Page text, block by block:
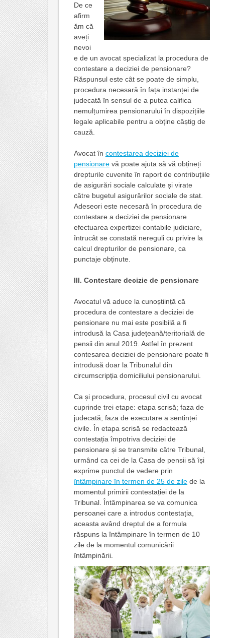
De ce
afirm
ăm că
aveți
nevoi
e de un avocat specializat la procedura de
contestare a deciziei de pensionare?
Răspunsul este cât se poate de simplu,
procedura necesară în fața instanței de
judecată în sensul de a putea califica
nemulțumirea pensionarului în dispozițiile
legale aplicabile pentru a obține câștig de
cauză.
Avocat în contestarea deciziei de
pensionarevă poate ajuta să vă obțineți
drepturile cuvenite în raport de contribuțiile
de asigurări sociale calculate și virate
către bugetul asigurărilor sociale de stat.
Adeseori este necesară în procedura de
contestare a deciziei de pensionare
efectuarea expertizei contabile judiciare,
întrucât se constată nereguli cu privire la
calcul drepturilor de pensionare, ca
punctaje obținute.
III. Contestare decizie de pensionare
Avocatul vă aduce la cunoștiință că
procedura de contestare a deciziei de
pensionare nu mai este posibilă a fi
introdusă la Casa județeană/teritorială de
pensii din anul 2019. Astfel în prezent
contesarea deciziei de pensionare poate fi
introdusă doar la Tribunalul din
circumscripția domiciliului pensionarului.
Ca și procedura, procesul civil cu avocat
cuprinde trei etape: etapa scrisă; faza de
judecată; faza de executare a sentinței
civile. În etapa scrisă se redactează
contestația împotriva deciziei de
pensionare și se transmite către Tribunal,
urmând ca cei de la Casa de pensii să își
exprime punctul de vedere prin
întâmpinare în termen de 25 de zilede la
momentul primirii contestației de la
Tribunal. Întâmpinarea se va comunica
persoanei care a introdus contestația,
aceasta având dreptul de a formula
răspuns la întâmpinare în termen de 10
zile de la momentul comunicării
întâmpinării.